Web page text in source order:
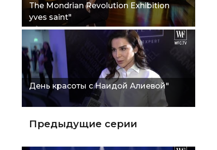
The Mondrian Revolution Exhibition
yves saint"
День красоты с Наидой Алиевой"
Предыдущие серии